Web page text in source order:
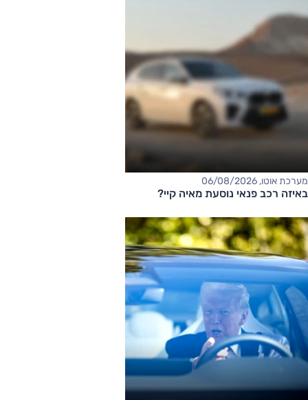
מערכת אוטו, 06/08/2026
באיזה רכב פנאי נוסעת מאיה קיי?